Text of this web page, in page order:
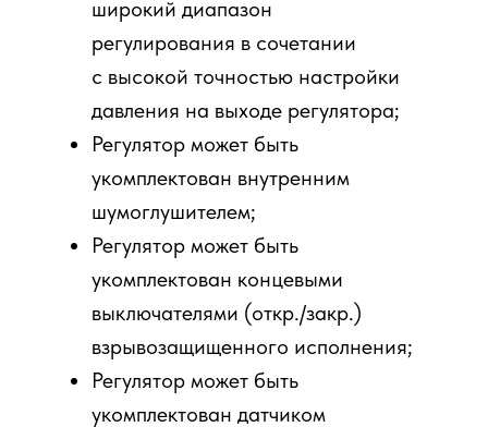
широкий диапазон
регулирования в сочетании
с высокой точностью настройки
давления на выходе регулятора;
Регулятор может быть
укомплектован внутренним
шумоглушителем;
Регулятор может быть
укомплектован концевыми
выключателями (откр./закр.)
взрывозащищенного исполнения;
Регулятор может быть
укомплектован датчиком